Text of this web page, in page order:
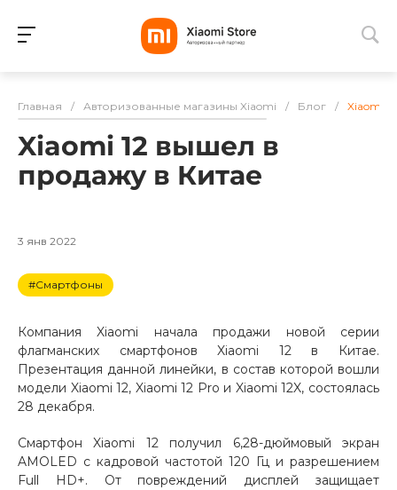
Разбейте
оплатуна части
График платежей
Сегодня
25%
в корзину
Главная / Авторизованные магазины Xiaomi / Блог / Xiaomi
Xiaomi 12 вышел в
продажу в Китае
3 янв 2022
#Смартфоны
Компания Xiaomi начала продажи новой серии
флагманских смартфонов Xiaomi 12 в Китае.
Презентация данной линейки, в состав которой вошли
модели Xiaomi 12, Xiaomi 12 Pro и Xiaomi 12X, состоялась
28 декабря.
Смартфон Xiaomi 12 получил 6,28-дюймовый экран
AMOLED с кадровой частотой 120 Гц и разрешением
Full HD+. От повреждений дисплей защищает